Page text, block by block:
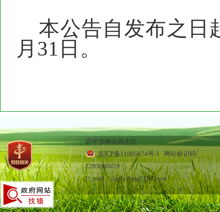
本公告自发布之日
月31日。
四平市林业局主办
吉ICP备11005874号-1 网站标识码
2203000029
E_mail：jlsplyjbgs@163.com